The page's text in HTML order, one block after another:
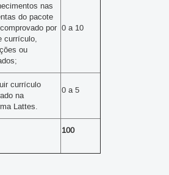
nas
do pacote
por
currículo,
ou
0 a 10
currículo
na
Lattes.
0 a 5
100